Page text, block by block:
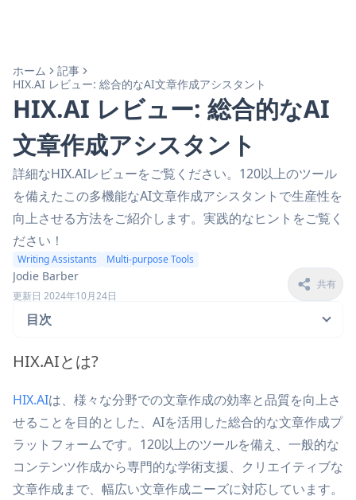
ホーム
記事
HIX.AI レビュー: 総合的なAI文章作成アシスタント
HIX.AI レビュー: 総合的なAI
文章作成アシスタント
詳細なHIX.AIレビューをご覧ください。120以上のツール
を備えたこの多機能なAI文章作成アシスタントで生産性を
向上させる方法をご紹介します。実践的なヒントをご覧く
ださい！
Writing Assistants Multi-purpose Tools
Jodie Barber
更新日 2024年10月24日
共有
目次
HIX.AIとは?
HIX.AIは、様々な分野での文章作成の効率と品質を向上さ
せることを目的とした、AIを活用した総合的な文章作成プ
ラットフォームです。120以上のツールを備え、一般的な
コンテンツ作成から専門的な学術支援、クリエイティブな
文章作成まで、幅広い文章作成ニーズに対応しています。